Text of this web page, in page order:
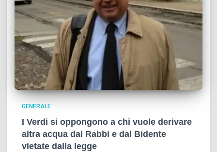
GENERALE
I Verdi si oppongono a chi vuole derivare
altra acqua dal Rabbi e dal Bidente
vietate dalla legge